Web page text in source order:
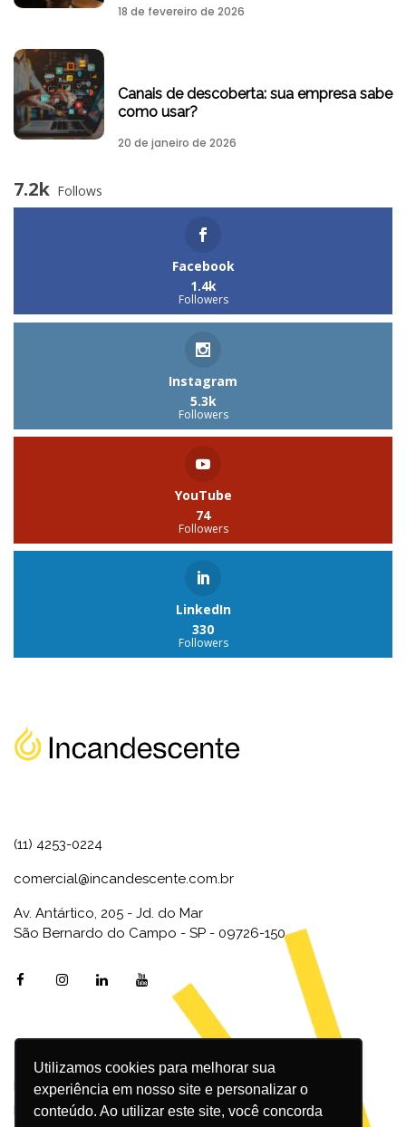
Utilizamos cookies para melhorar sua
experiência em nosso site e personalizar o
conteúdo. Ao utilizar este site, você concorda
18 de fevereiro de 2026
Canais de descoberta: sua empresa sabe
como usar?
20 de janeiro de 2026
7.2k Follows
Facebook
1.4k
Followers
Instagram
5.3k
Followers
YouTube
74
Followers
LinkedIn
330
Followers
(11) 4253-0224
comercial@incandescente.com.br
Av. Antártico, 205 - Jd. do Mar
São Bernardo do Campo - SP - 09726-150
Marketing Digital
Inbound Marketing